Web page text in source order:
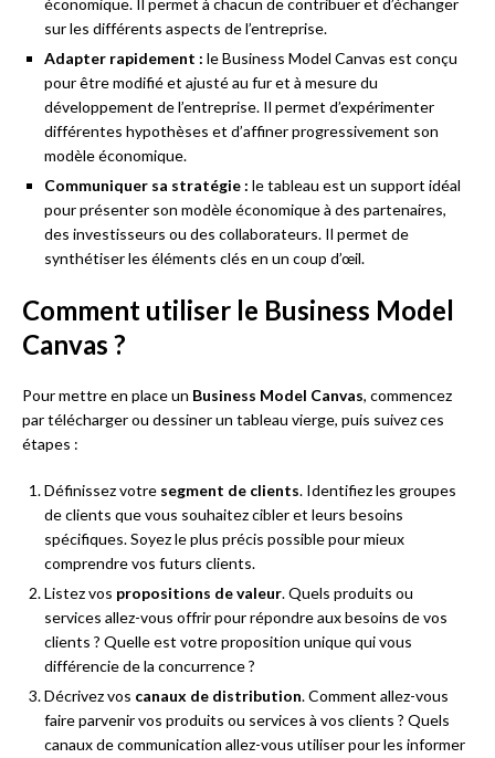
économique. Il permet à chacun de contribuer et d’échanger
sur les différents aspects de l’entreprise.
Adapter rapidement : le Business Model Canvas est conçu
pour être modifié et ajusté au fur et à mesure du
développement de l’entreprise. Il permet d’expérimenter
différentes hypothèses et d’affiner progressivement son
modèle économique.
Communiquer sa stratégie : le tableau est un support idéal
pour présenter son modèle économique à des partenaires,
des investisseurs ou des collaborateurs. Il permet de
synthétiser les éléments clés en un coup d’œil.
Comment utiliser le Business Model
Canvas ?
Pour mettre en place un Business Model Canvas, commencez
par télécharger ou dessiner un tableau vierge, puis suivez ces
étapes :
Définissez votre segment de clients. Identifiez les groupes
de clients que vous souhaitez cibler et leurs besoins
spécifiques. Soyez le plus précis possible pour mieux
comprendre vos futurs clients.
Listez vos propositions de valeur. Quels produits ou
services allez-vous offrir pour répondre aux besoins de vos
clients ? Quelle est votre proposition unique qui vous
différencie de la concurrence ?
Décrivez vos canaux de distribution. Comment allez-vous
faire parvenir vos produits ou services à vos clients ? Quels
canaux de communication allez-vous utiliser pour les informer